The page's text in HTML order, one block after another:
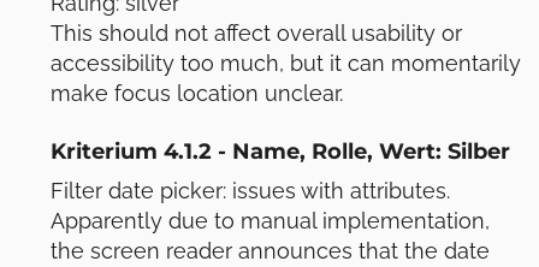
This should not affect overall usability or
accessibility too much, but it can momentarily
make focus location unclear.
Kriterium 4.1.2 - Name, Rolle, Wert: Silber
Filter date picker: issues with attributes.
Apparently due to manual implementation,
the screen reader announces that the date